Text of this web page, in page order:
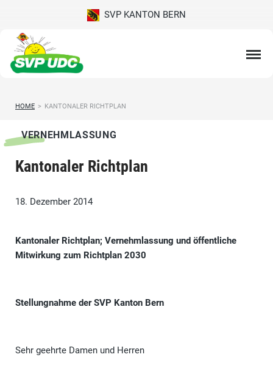
SVP KANTON BERN
HOME > KANTONALER RICHTPLAN
VERNEHMLASSUNG
Kantonaler Richtplan
18. Dezember 2014
Kantonaler Richtplan; Vernehmlassung und öffentliche
Mitwirkung zum Richtplan 2030
Stellungnahme der SVP Kanton Bern
Sehr geehrte Damen und Herren